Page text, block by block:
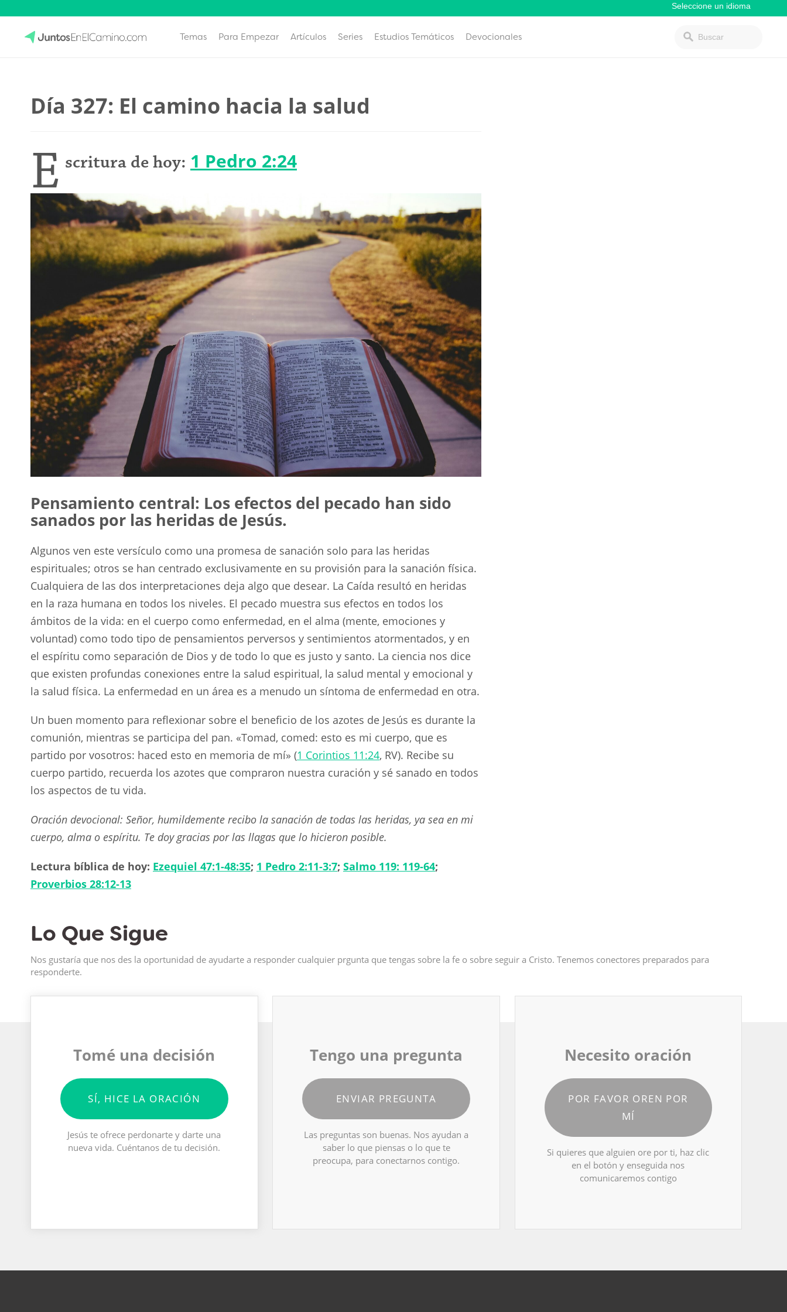
Temas Para Empezar Artículos Series Estudios Temáticos Devocionales
Día 327: El camino hacia la salud
E scritura de hoy: 1 Pedro 2:24
Pensamiento central: Los efectos del pecado han sido
sanados por las heridas de Jesús.
Algunos ven este versículo como una promesa de sanación solo para las heridas
espirituales; otros se han centrado exclusivamente en su provisión para la sanación física.
Cualquiera de las dos interpretaciones deja algo que desear. La Caída resultó en heridas
en la raza humana en todos los niveles. El pecado muestra sus efectos en todos los
ámbitos de la vida: en el cuerpo como enfermedad, en el alma (mente, emociones y
voluntad) como todo tipo de pensamientos perversos y sentimientos atormentados, y en
el espíritu como separación de Dios y de todo lo que es justo y santo. La ciencia nos dice
que existen profundas conexiones entre la salud espiritual, la salud mental y emocional y
la salud física. La enfermedad en un área es a menudo un síntoma de enfermedad en otra.
Un buen momento para reflexionar sobre el beneficio de los azotes de Jesús es durante la
comunión, mientras se participa del pan. «Tomad, comed: esto es mi cuerpo, que es
partido por vosotros: haced esto en memoria de mí» (1 Corintios 11:24, RV). Recibe su
cuerpo partido, recuerda los azotes que compraron nuestra curación y sé sanado en todos
los aspectos de tu vida.
Oración devocional: Señor, humildemente recibo la sanación de todas las heridas, ya sea en mi
cuerpo, alma o espíritu. Te doy gracias por las llagas que lo hicieron posible.
Lectura bíblica de hoy: Ezequiel 47:1-48:35; 1 Pedro 2:11-3:7; Salmo 119: 119-64;
Proverbios 28:12-13
Lo Que Sigue
Nos gustaría que nos des la oportunidad de ayudarte a responder cualquier prgunta que tengas sobre la fe o sobre seguir a Cristo. Tenemos conectores preparados para
responderte.
Tomé una decisión
SÍ, HICE LA ORACIÓN
Jesús te ofrece perdonarte y darte una
nueva vida. Cuéntanos de tu decisión.
Tengo una pregunta
ENVIAR PREGUNTA
Las preguntas son buenas. Nos ayudan a
saber lo que piensas o lo que te
preocupa, para conectarnos contigo.
Necesito oración
POR FAVOR OREN POR
MÍ
Si quieres que alguien ore por ti, haz clic
en el botón y enseguida nos
comunicaremos contigo